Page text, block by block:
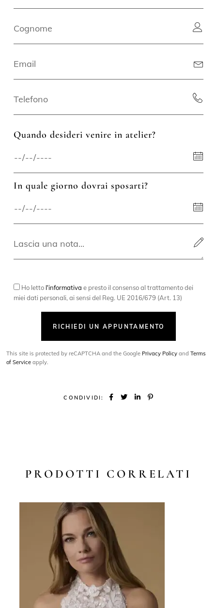
Quando desideri venire in atelier?
In quale giorno dovrai sposarti?
Ho letto l'informativa e presto il consenso al trattamento dei
miei dati personali, ai sensi del Reg. UE 2016/679 (Art. 13)
RICHIEDI UN APPUNTAMENTO
This site is protected by reCAPTCHA and the Google Privacy Policy andTerms
of Service apply.
CONDIVIDI:
PRODOTTI CORRELATI